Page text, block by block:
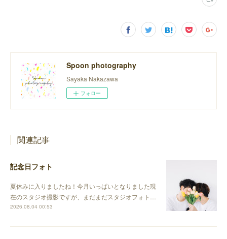
Spoon photography
Sayaka Nakazawa
フォロー
関連記事
記念日フォト
夏休みに入りましたね！今月いっぱいとなりました現
在のスタジオ撮影ですが、まだまだスタジオフォト…
2026.08.04 00:53